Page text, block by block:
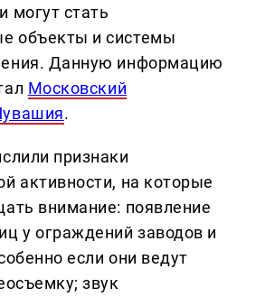
могут стать
объекты и системы
Данную информацию
Московский
.
признаки
активности, на которые
внимание: появление
у ограждений заводов и
если они ведут
звук